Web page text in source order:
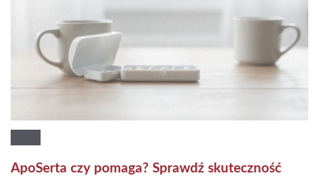
ApoSerta czy pomaga? Sprawdź skuteczność